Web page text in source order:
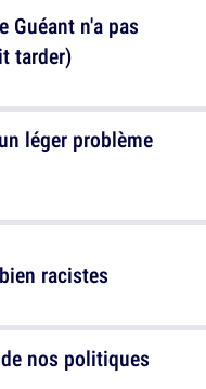
Guéant n'a pas
tarder)
racistes
léger problème
nos politiques